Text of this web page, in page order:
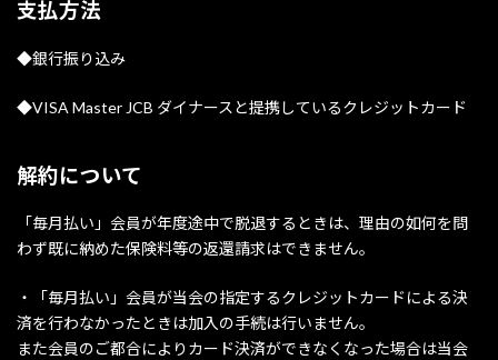
支払方法
◆銀行振り込み
◆VISA Master JCB ダイナースと提携しているクレジットカード
解約について
「毎月払い」会員が年度途中で脱退するときは、理由の如何を問
わず既に納めた保険料等の返還請求はできません。
・「毎月払い」会員が当会の指定するクレジットカードによる決
済を行わなかったときは加入の手続は行いません。
また会員のご都合によりカード決済ができなくなった場合は当会